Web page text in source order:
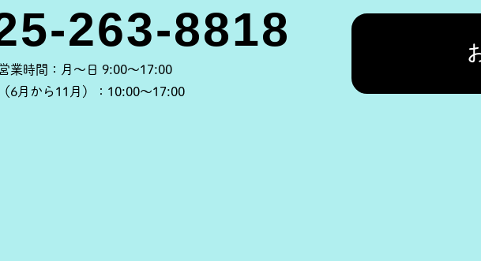
業時間： 月～日 9:00～17:00
（6月から11月）： 10:00～17:00